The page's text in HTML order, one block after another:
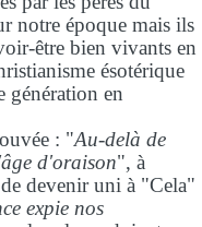
notre époque mais ils
être bien vivants en
ésotérique
génération en
: "Au-delà de
d'oraison", à
de devenir uni à "Cela"
expie nos